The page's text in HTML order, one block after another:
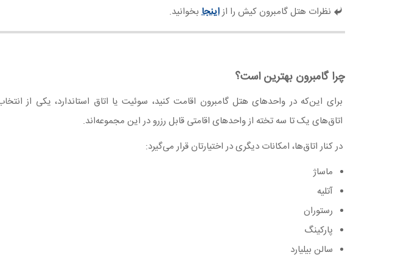
نظرات هتل گامبرون کیش را ازاینجابخوانید.
چرا گامبرون بهترین است؟
برای این‌که در واحدهای هتل گامبرون اقامت کنید، سوئیت یا اتاق استاندارد، یکی از
اتاق‌های یک تا سه تخته از واحدهای اقامتی قابل رزرو در این مجموعه‌اند.
در کنار اتاق‌ها، امکانات دیگری در اختیارتان قرار می‌گیرد:
ماساژ
آتلیه
رستوران
پارکینگ
سالن بیلیارد